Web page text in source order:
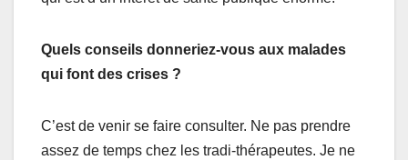
Quels conseils donneriez-vous aux malades
qui font des crises ?
C’est de venir se faire consulter. Ne pas prendre
assez de temps chez les tradi-thérapeutes. Je ne